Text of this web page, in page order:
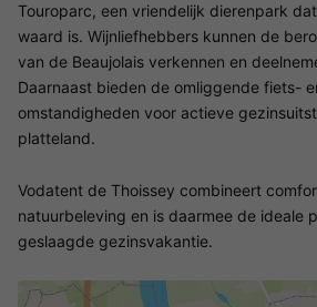
Touroparc, een vriendelijk dierenpark
waard is. Wijnliefhebbers kunnen de
van de Beaujolais verkennen en
Daarnaast bieden de omliggende fiets-
omstandigheden voor actieve
platteland.
Vodatent de Thoissey combineert
natuurbeleving en is daarmee de ideale
geslaagde gezinsvakantie.